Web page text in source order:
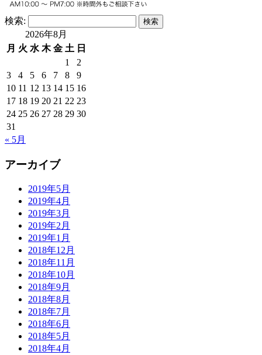
検索:
2026年8月
月 火 水 木 金 土 日
1
2
3
4 5 6 7 8
9
10 11 12 13 14 15 16
17 18 19 20 21 22 23
24 25 26 27 28 29 30
31
« 5月
アーカイブ
2019年5月
2019年4月
2019年3月
2019年2月
2019年1月
2018年12月
2018年11月
2018年10月
2018年9月
2018年8月
2018年7月
2018年6月
2018年5月
2018年4月